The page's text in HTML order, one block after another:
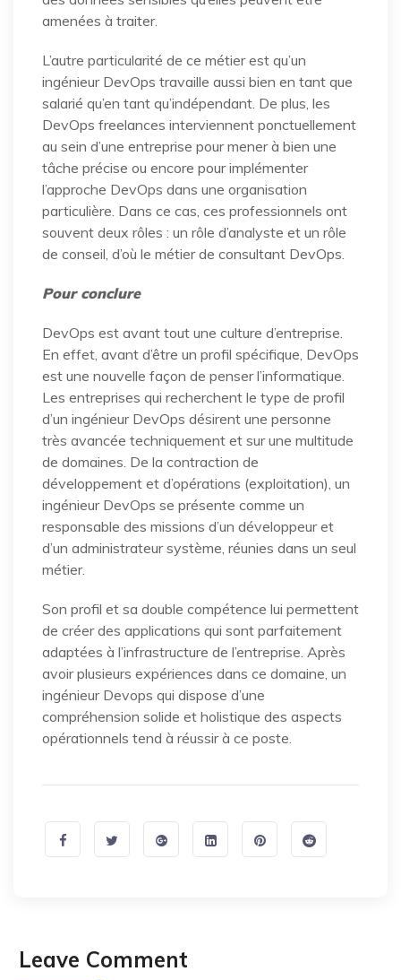
amenées à traiter.
L’autre particularité de ce métier est qu’un
ingénieur DevOps travaille aussi bien en tant que
salarié qu’en tant qu’indépendant. De plus, les
DevOps freelances interviennent ponctuellement
au sein d’une entreprise pour mener à bien une
tâche précise ou encore pour implémenter
l’approche DevOps dans une organisation
particulière. Dans ce cas, ces professionnels ont
souvent deux rôles : un rôle d’analyste et un rôle
de conseil, d’où le métier de consultant DevOps.
Pour conclure
DevOps est avant tout une culture d’entreprise.
En effet, avant d’être un profil spécifique, DevOps
est une nouvelle façon de penser l’informatique.
Les entreprises qui recherchent le type de profil
d’un ingénieur DevOps désirent une personne
très avancée techniquement et sur une multitude
de domaines. De la contraction de
développement et d’opérations (exploitation), un
ingénieur DevOps se présente comme un
responsable des missions d’un développeur et
d’un administrateur système, réunies dans un seul
métier.
Son profil et sa double compétence lui permettent
de créer des applications qui sont parfaitement
adaptées à l’infrastructure de l’entreprise. Après
avoir plusieurs expériences dans ce domaine, un
ingénieur Devops qui dispose d’une
compréhension solide et holistique des aspects
opérationnels tend à réussir à ce poste.
Leave Comment